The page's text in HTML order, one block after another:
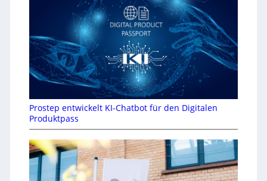
Prostep entwickelt KI-Chatbot für den Digitalen
Produktpass